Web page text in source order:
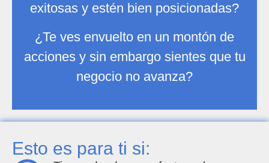
exitosas y estén bien posicionadas?
¿Te ves envuelto en un montón de
acciones y sin embargo sientes que tu
negocio no avanza?
Esto es para ti si: